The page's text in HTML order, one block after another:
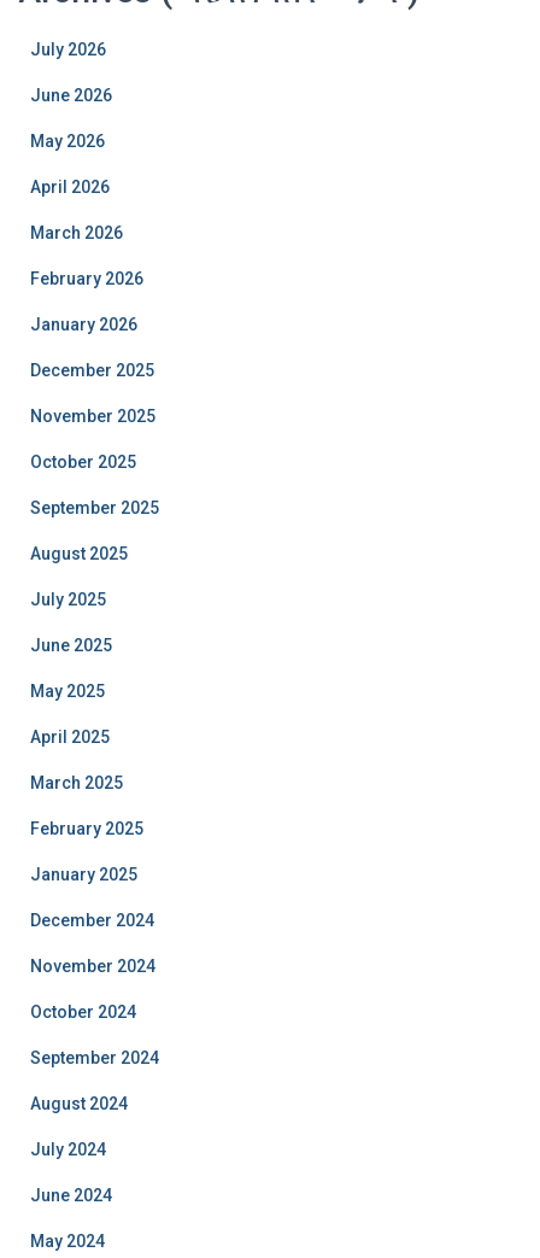
July 2026
June 2026
May 2026
April 2026
March 2026
February 2026
January 2026
December 2025
November 2025
October 2025
September 2025
August 2025
July 2025
June 2025
May 2025
April 2025
March 2025
February 2025
January 2025
December 2024
November 2024
October 2024
September 2024
August 2024
July 2024
June 2024
May 2024